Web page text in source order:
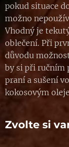
pokud situace
možno
Vhodný je
oblečení. Při
důvodu
by si při ručním
praní a sušení
kokosovým
Zvolte si